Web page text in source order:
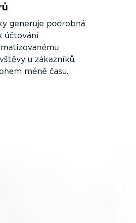
generuje podrobná
účtování
u zákazníků,
méně času.